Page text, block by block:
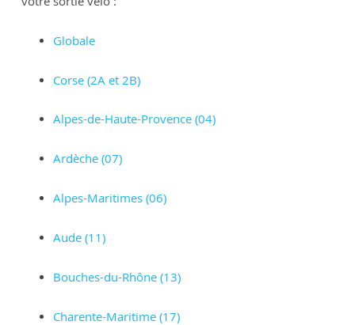
Globale
Corse (2A et 2B)
Alpes-de-Haute-Provence (04)
Ardèche (07)
Alpes-Maritimes (06)
Aude (11)
Bouches-du-Rhône (13)
Charente-Maritime (17)